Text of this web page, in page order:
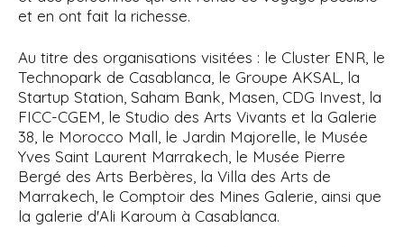
et en ont fait la richesse.
Au titre des organisations visitées : le Cluster ENR, le
Technopark de Casablanca, le Groupe AKSAL, la
Startup Station, Saham Bank, Masen, CDG Invest, la
FICC-CGEM, le Studio des Arts Vivants et la Galerie
38, le Morocco Mall, le Jardin Majorelle, le Musée
Yves Saint Laurent Marrakech, le Musée Pierre
Bergé des Arts Berbères, la Villa des Arts de
Marrakech, le Comptoir des Mines Galerie, ainsi que
la galerie d'Ali Karoum à Casablanca.